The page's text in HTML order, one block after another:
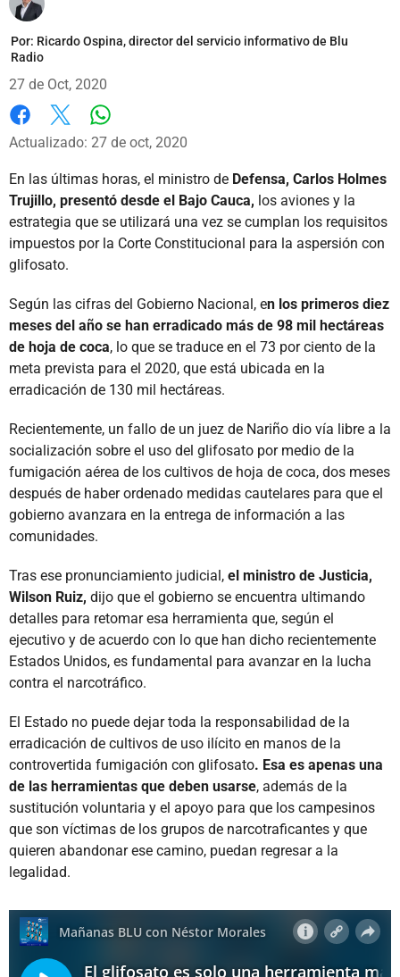
Por: Ricardo Ospina, director del servicio informativo de Blu
Radio
27 de Oct, 2020
Facebook
X
Actualizado: 27 de oct, 2020
En las últimas horas, el ministro de Defensa, Carlos Holmes
Trujillo, presentó desde el Bajo Cauca, los aviones y la
estrategia que se utilizará una vez se cumplan los requisitos
impuestos por la Corte Constitucional para la aspersión con
glifosato.
Según las cifras del Gobierno Nacional, en los primeros diez
meses del año se han erradicado más de 98 mil hectáreas
de hoja de coca, lo que se traduce en el 73 por ciento de la
meta prevista para el 2020, que está ubicada en la
erradicación de 130 mil hectáreas.
Recientemente, un fallo de un juez de Nariño dio vía libre a la
socialización sobre el uso del glifosato por medio de la
fumigación aérea de los cultivos de hoja de coca, dos meses
después de haber ordenado medidas cautelares para que el
gobierno avanzara en la entrega de información a las
comunidades.
Tras ese pronunciamiento judicial, el ministro de Justicia,
Wilson Ruiz, dijo que el gobierno se encuentra ultimando
detalles para retomar esa herramienta que, según el
ejecutivo y de acuerdo con lo que han dicho recientemente
Estados Unidos, es fundamental para avanzar en la lucha
contra el narcotráfico.
El Estado no puede dejar toda la responsabilidad de la
erradicación de cultivos de uso ilícito en manos de la
controvertida fumigación con glifosato. Esa es apenas una
de las herramientas que deben usarse, además de la
sustitución voluntaria y el apoyo para que los campesinos
que son víctimas de los grupos de narcotraficantes y que
quieren abandonar ese camino, puedan regresar a la
legalidad.